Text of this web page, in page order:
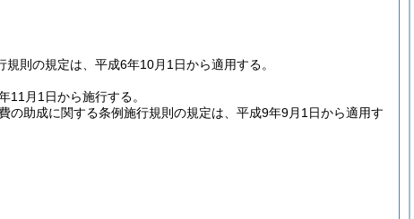
則の規定は、平成6年10月1日から適用する。
11月1日から施行する。
の助成に関する条例施行規則の規定は、平成9年9月1日から適用す